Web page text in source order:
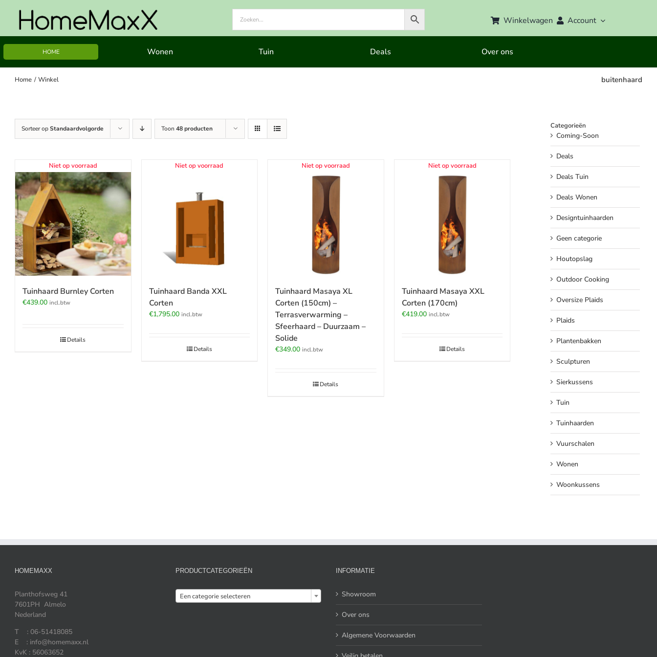
Winkelwagen Account
HOME Wonen Tuin Deals Over ons
buitenhaard
Home Winkel
Sorteer opStandaardvolgorde Toon 48 producten
Niet op voorraad
Tuinhaard Burnley Corten
€439.00 incl.btw
Details
Niet op voorraad
Tuinhaard Banda XXL
Corten
€1,795.00 incl.btw
Details
Niet op voorraad
Tuinhaard Masaya XL
Corten (150cm) –
Terrasverwarming –
Sfeerhaard – Duurzaam –
Solide
€349.00 incl.btw
Details
Niet op voorraad
Tuinhaard Masaya XXL
Corten (170cm)
€419.00 incl.btw
Details
Categorieën
Coming-Soon
Deals
Deals Tuin
Deals Wonen
Designtuinhaarden
Geen categorie
Houtopslag
Outdoor Cooking
Oversize Plaids
Plaids
Plantenbakken
Sculpturen
Sierkussens
Tuin
Tuinhaarden
Vuurschalen
Wonen
Woonkussens
HOMEMAXX
Planthofsweg 41
7601PH Almelo
Nederland
T : 06-51418085
E : info@homemaxx.nl
KvK : 56063652
PRODUCTCATEGORIEËN
Een categorie selecteren
INFORMATIE
Showroom
Over ons
Algemene Voorwaarden